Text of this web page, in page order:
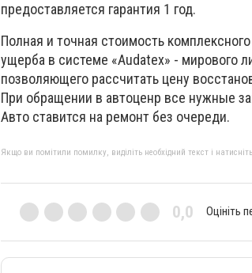
предоставляется гарантия 1 год.
Полная и точная стоимость
ущерба в системе «Audatex» - мирового
позволяющего рассчитать цену
При обращении в автоценр все нужные
Авто ставится на ремонт без очереди.
Якщо ви помітили помилку, виділіть необхідний текст і
0,0 Оцініть